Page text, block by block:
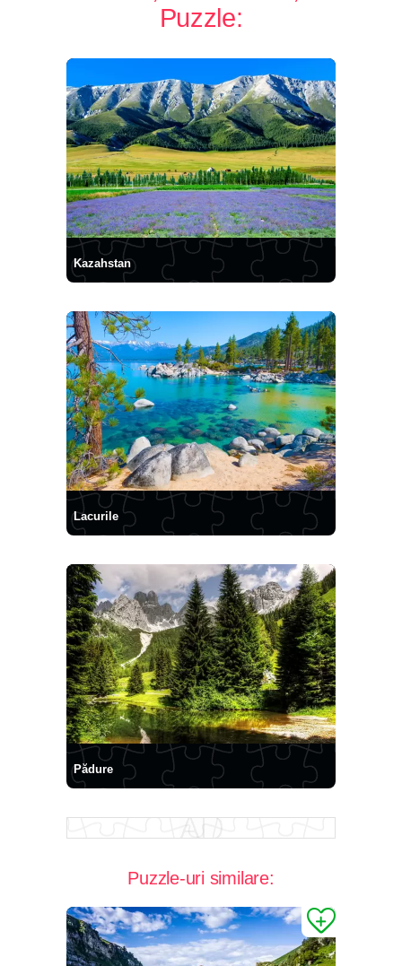
Puzzle:
Kazahstan
Lacurile
Pădure
Puzzle-uri similare: